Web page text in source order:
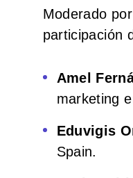
Moderado
participación
Amel
marketing
Eduvigis
Spain.